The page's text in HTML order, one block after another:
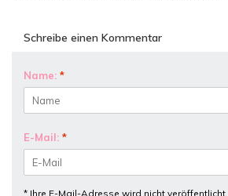
Schreibe einen Kommentar
Name: *
E-Mail: *
* Ihre E-Mail-Adresse wird nicht veröffentlicht.